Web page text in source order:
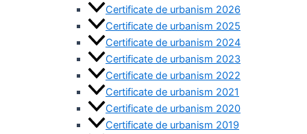
Certificate de urbanism 2026
Certificate de urbanism 2025
Certificate de urbanism 2024
Certificate de urbanism 2023
Certificate de urbanism 2022
Certificate de urbanism 2021
Certificate de urbanism 2020
Certificate de urbanism 2019